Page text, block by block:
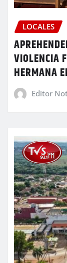
LOCALES
VIOLENCIA
HERMANA
Editor